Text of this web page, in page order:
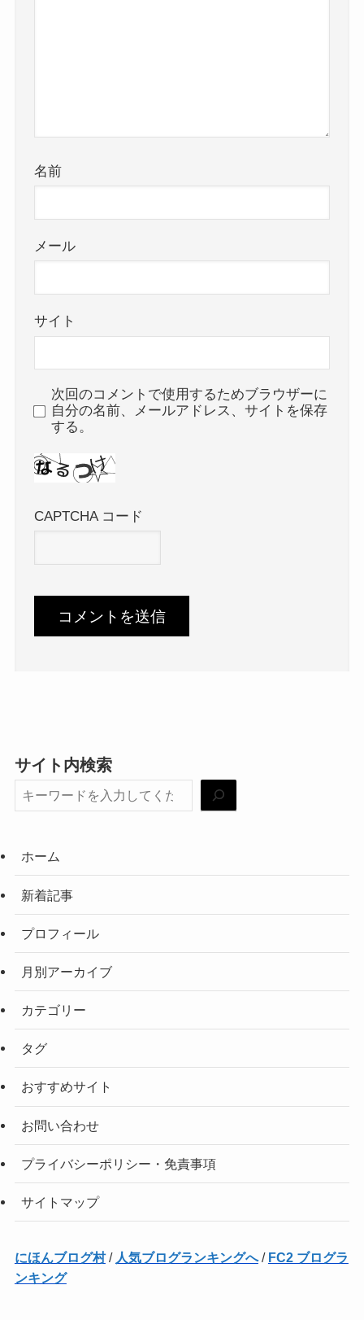
名前
メール
サイト
次回のコメントで使用するためブラウザーに
自分の名前、メールアドレス、サイトを保存
する。
CAPTCHA コード
サイト内検索
ホーム
新着記事
プロフィール
月別アーカイブ
カテゴリー
タグ
おすすめサイト
お問い合わせ
プライバシーポリシー・免責事項
サイトマップ
にほんブログ村/ 人気ブログランキングへ/ FC2 ブログラ
ンキング